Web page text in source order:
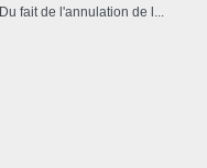
fait de l'annulation de l...